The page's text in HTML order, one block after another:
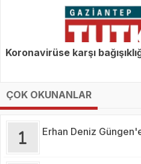
Koronavirüse karşı
ÇOK OKUNANLAR
Erhan Deniz